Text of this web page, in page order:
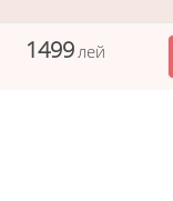
1499лей